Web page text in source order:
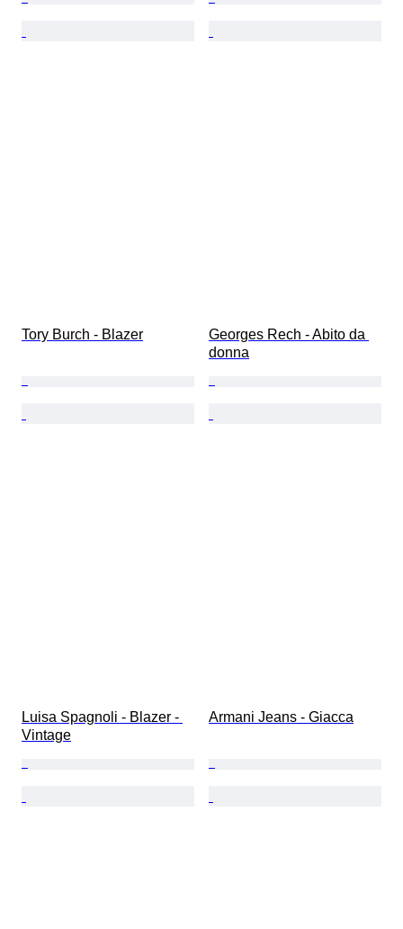
Tory Burch - Blazer
Georges Rech - Abito da
donna
Luisa Spagnoli - Blazer -
Vintage
Armani Jeans - Giacca